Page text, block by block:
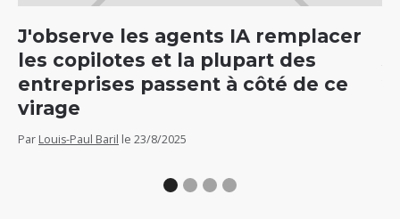
J'observe les agents IA remplacer
les copilotes et la plupart des
entreprises passent à côté de ce
virage
Par Louis-Paul Baril le 23/8/2025